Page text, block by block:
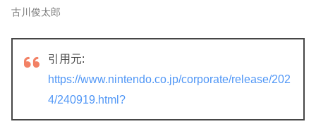
古川俊太郎
引用元:
https://www.nintendo.co.jp/corporate/release/202
4/240919.html?